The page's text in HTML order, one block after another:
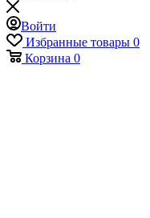
Войти
Избранные товары 0
Корзина 0